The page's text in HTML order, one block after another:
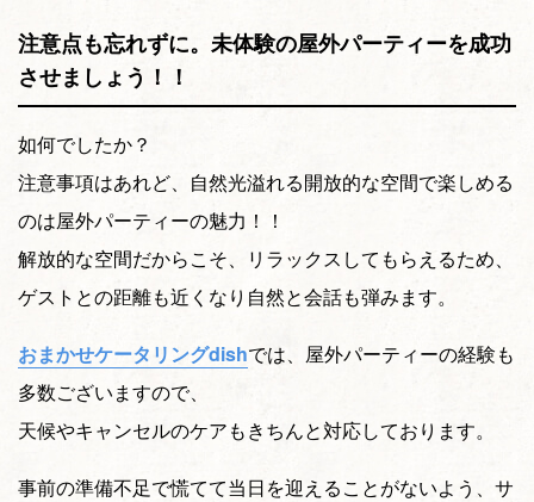
注意点も忘れずに。未体験の屋外パーティーを成功
させましょう！！
如何でしたか？
注意事項はあれど、自然光溢れる開放的な空間で楽しめる
のは屋外パーティーの魅力！！
解放的な空間だからこそ、リラックスしてもらえるため、
ゲストとの距離も近くなり自然と会話も弾みます。
おまかせケータリングdishでは、屋外パーティーの経験も
多数ございますので、
天候やキャンセルのケアもきちんと対応しております。
事前の準備不足で慌てて当日を迎えることがないよう、サ